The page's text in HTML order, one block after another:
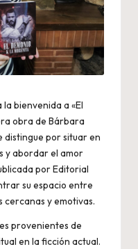
bienvenida a «El
obra de Bárbara
distingue por situar en
y abordar el amor
por Editorial
su espacio entre
y emotivas.
provenientes de
en la ficción actual.